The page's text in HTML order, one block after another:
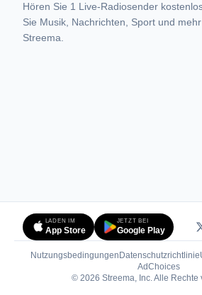
Hören Sie 1 Live-Radiosender
Sie Musik, Nachrichten, Sport und
Streema.
LADEN IM
App Store
JETZT BEI
Google Play
Nutzungsbedingungen Datenschutzrichtlinie
AdChoices
© 2026 Streema, Inc. Alle Rechte